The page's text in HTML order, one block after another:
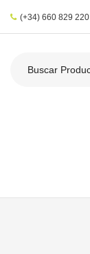
(+34) 660 829 220